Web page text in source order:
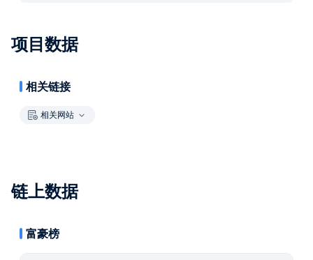
项目数据
相关链接
相关网站
链上数据
富豪榜